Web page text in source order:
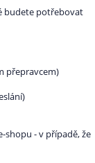
budete potřebovat
přepravcem)
shopu - v případě, že